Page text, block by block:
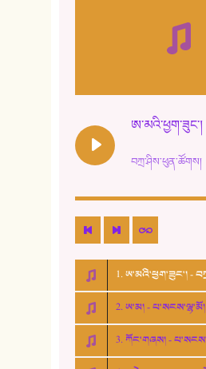
ཨ་མའི་ཕྱག་ཟུང་།
བཀྲ་ཤིས་ཕུན་ཚོགས།
1. ཨ་མའི་ཕྱག་ཟུང་། -
2. ཨ་མ། - པ་སངས་ལྷ་མོ།
3. ཀོང་གཞས། -